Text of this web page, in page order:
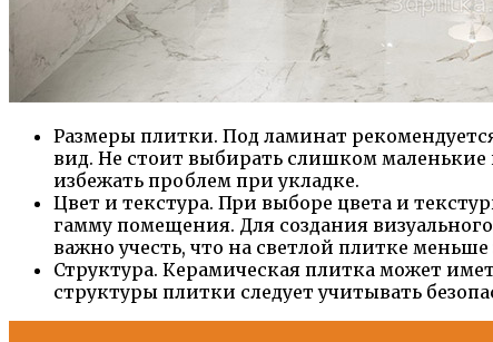
Размеры плитки. Под ламинат
вид. Не стоит выбирать слишком
избежать проблем при укладке.
Цвет и текстура. При выборе цвета и
гамму помещения. Для создания
важно учесть, что на светлой плитке
Структура. Керамическая плитка может
структуры плитки следует учитывать